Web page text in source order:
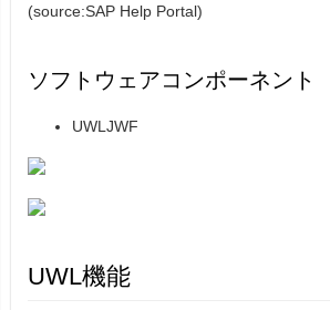
(source:SAP Help Portal)
ソフトウェアコンポーネント
UWLJWF
UWL機能